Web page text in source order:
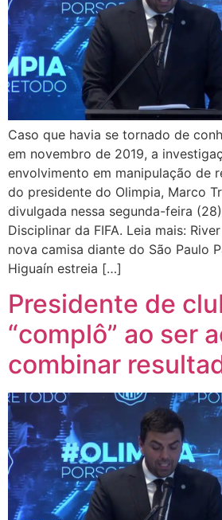
Caso que havia se tornado de
em novembro de 2019, a
envolvimento em manipulação de
do presidente do Olimpia, Marco
divulgada nessa segunda-feira
Disciplinar da FIFA. Leia mais:
nova camisa diante do São Paulo
Higuaín estreia […]
Presidente de
“complô” ao ser
combinar